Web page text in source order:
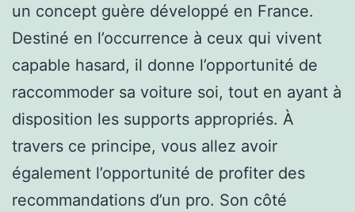
un concept guère développé en France.
Destiné en l’occurrence à ceux qui vivent
capable hasard, il donne l’opportunité de
raccommoder sa voiture soi, tout en ayant à
disposition les supports appropriés. À
travers ce principe, vous allez avoir
également l’opportunité de profiter des
recommandations d’un pro. Son côté